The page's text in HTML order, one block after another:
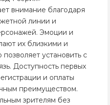
внимание благодаря
линии и
Эмоции и
их близкими и
установить с
Доступность первых
и оплаты
преимуществом.
зрителям без